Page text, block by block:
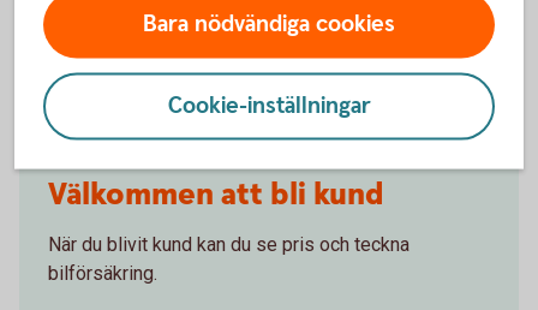
Vilka bilar har en vagnskadegaranti?
Välkommen att bli kund
När du blivit kund kan du se pris och teckna
bilförsäkring.
Bara nödvändiga cookies
Cookie-inställningar